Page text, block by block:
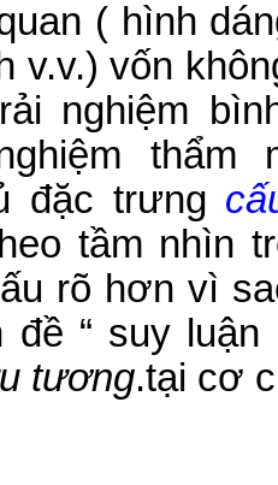
( hình
v.v.) vốn
nghiệm
thẩm
đặc trưng
tầm nhìn
rõ hơn vì
đề “ suy luận
tương.tại cơ